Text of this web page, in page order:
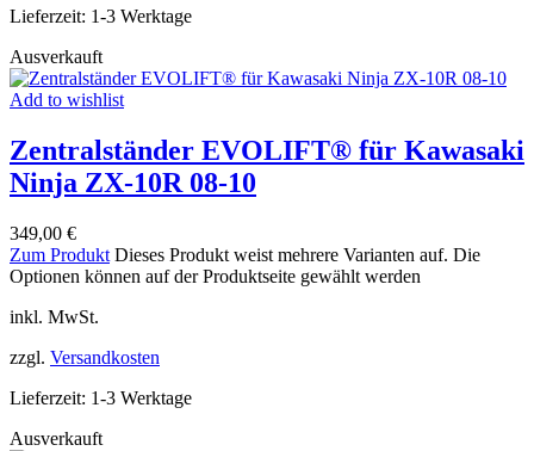
Lieferzeit: 1-3 Werktage
Ausverkauft
Add to wishlist
Zentralständer EVOLIFT® für Kawasaki
Ninja ZX-10R 08-10
349,00 €
Zum Produkt Dieses Produkt weist mehrere Varianten auf. Die
Optionen können auf der Produktseite gewählt werden
inkl. MwSt.
zzgl. Versandkosten
Lieferzeit: 1-3 Werktage
Ausverkauft